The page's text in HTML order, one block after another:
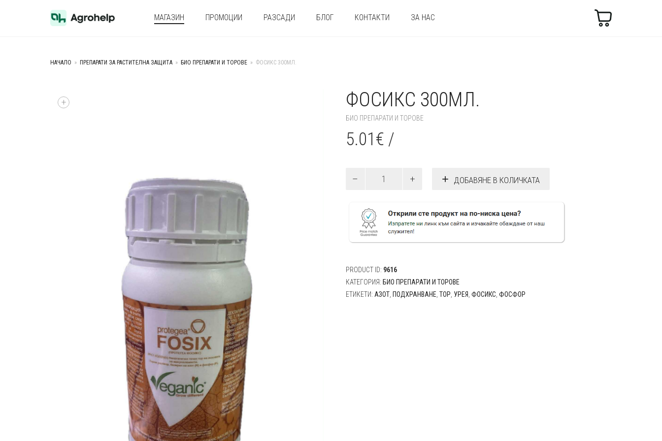
МАГАЗИН ПРОМОЦИИ РАЗСАДИ БЛОГ КОНТАКТИ ЗА НАС Търсене
НАЧАЛО » ПРЕПАРАТИ ЗА РАСТИТЕЛНА ЗАЩИТА » БИО ПРЕПАРАТИ И ТОРОВЕ » ФОСИКС 300МЛ.
+ ФОСИКС 300МЛ.
БИО ПРЕПАРАТИ И ТОРОВЕ
5.01€ /
ДОБАВЯНЕ В КОЛИЧКАТА
PRODUCT ID: 9616
КАТЕГОРИЯ: БИО ПРЕПАРАТИ И ТОРОВЕ
ЕТИКЕТИ: АЗОТ ПОДХРАНВАНЕ ТОР УРЕЯ ФОСИКС ФОСФОР